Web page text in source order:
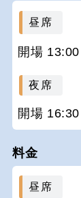
昼席
開場 13:00
夜席
開場 16:30
料金
昼席